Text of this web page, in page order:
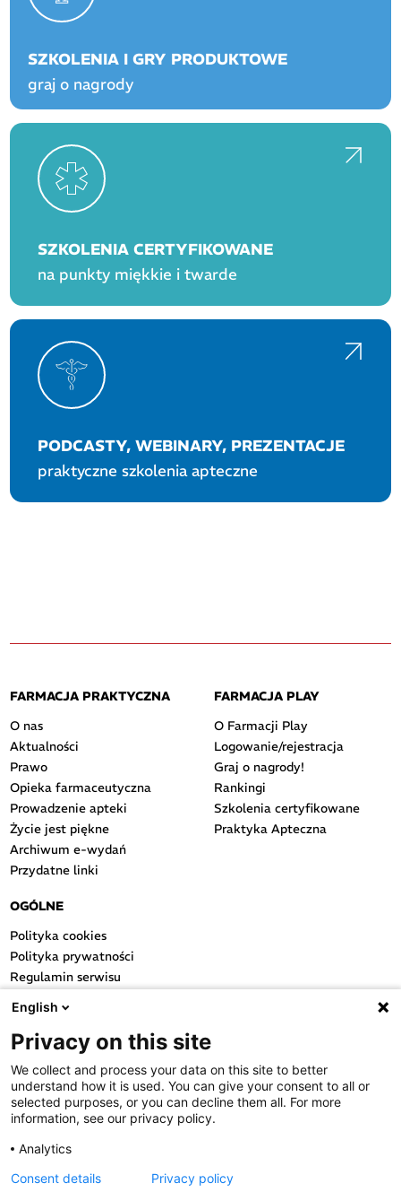
SZKOLENIA I GRY PRODUKTOWE
graj o nagrody
SZKOLENIA CERTYFIKOWANE
na punkty miękkie i twarde
PODCASTY, WEBINARY, PREZENTACJE
praktyczne szkolenia apteczne
FARMACJA PRAKTYCZNA
O nas
Aktualności
Prawo
Opieka farmaceutyczna
Prowadzenie apteki
Życie jest piękne
Archiwum e-wydań
Przydatne linki
FARMACJA PLAY
O Farmacji Play
Logowanie/rejestracja
Graj o nagrody!
Rankingi
Szkolenia certyfikowane
Praktyka Apteczna
OGÓLNE
Polityka cookies
Polityka prywatności
Regulamin serwisu
Farmacja Play
Regulamin konkursu Lakcid
Regulamin konkursu Acard
Regulamin konkursu Biotebal
Regulamin konkursu Asmenol
Kontakt
PRODUKTY POLPHARMY
English
Privacy on this site
We collect and process your data on this site to better
understand how it is used. You can give your consent to all or
selected purposes, or you can decline them all. For more
information, see our privacy policy.
Analytics
Consent details
Privacy policy